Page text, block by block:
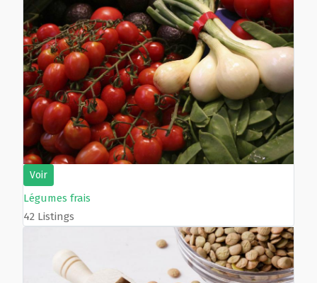
Voir
Légumes frais
42 Listings